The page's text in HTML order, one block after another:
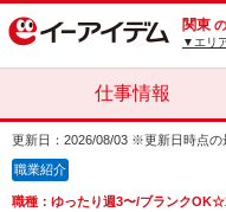
関東
▼エリ
仕事情報
更新日：2026/08/03 ※更新日時点の
職業紹介
職種：ゆったり週3〜/ブランク